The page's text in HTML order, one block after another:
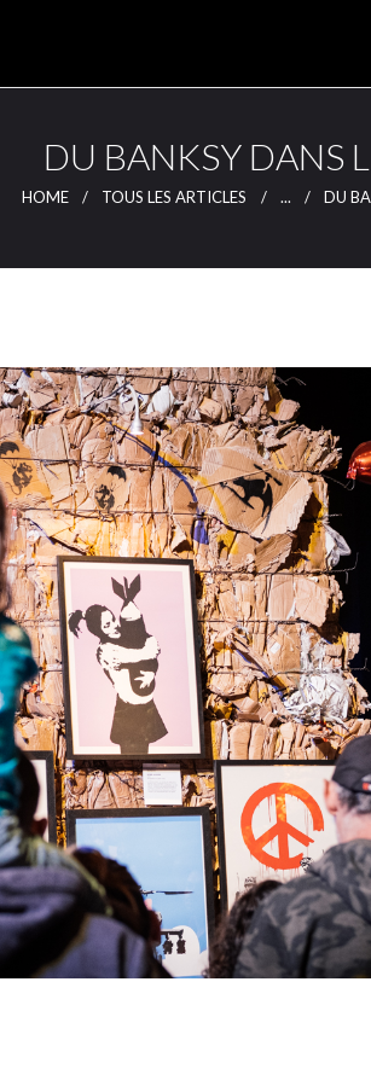
DU BANKSY DANS
HOME TOUS LES ARTICLES ... DU
CLUTCH
Nos éditions
Magazine
Articles
Lieux